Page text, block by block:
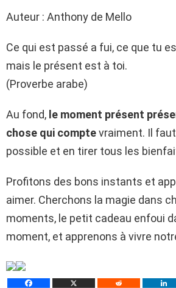
Auteur : Anthony de Mello
Ce qui est passé a fui, ce que tu
mais le présent est à toi.
(Proverbe arabe)
Au fond, le moment présent
chose qui comptevraiment. Il
possible et en tirer tous les
Profitons des bons instants et
aimer. Cherchons la magie dans
moments, le petit cadeau enfoui
moment, et apprenons à vivre